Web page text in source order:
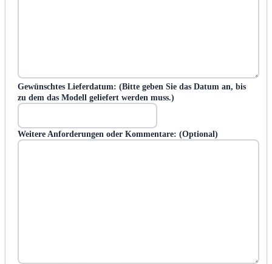
Gewünschtes Lieferdatum: (Bitte geben Sie das Datum an, bis
zu dem das Modell geliefert werden muss.)
Weitere Anforderungen oder Kommentare: (Optional)